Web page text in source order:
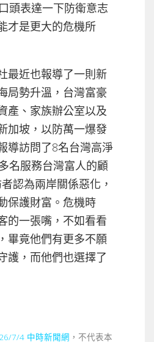
頭表達一下防衛意志
才是更大的危機所
最近也報導了一則新
局勢升溫，台灣富豪
產、家族辦公室以及
加坡，以防萬一爆發
導訪問了8名台灣高淨
名服務台灣富人的顧
認為兩岸關係惡化，
保護財富。危機時
的一張嘴，不如看看
畢竟他們有更多不願
護，而他們也選擇了
7/4 中時新聞網 ，不代表本